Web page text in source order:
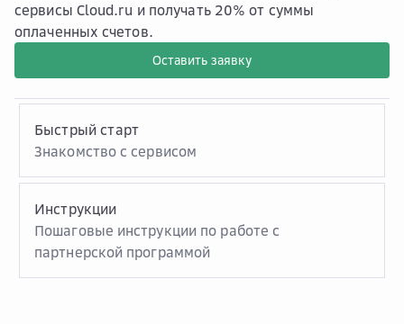
сервисы Cloud.ru и получать 20% от суммы
оплаченных счетов.
Оставить заявку
Быстрый старт
Знакомство с сервисом
Инструкции
Пошаговые инструкции по работе с
партнерской программой